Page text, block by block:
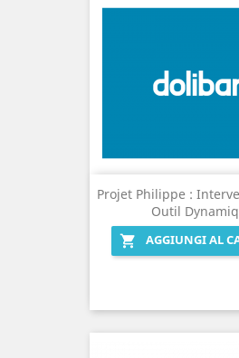
Projet Philippe :
Outil

AGGIUNGI AL